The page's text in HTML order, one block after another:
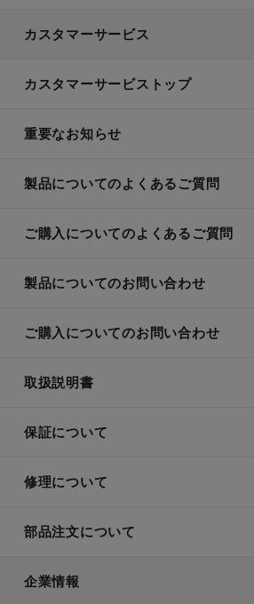
カスタマーサービス
カスタマーサービストップ
重要なお知らせ
製品についてのよくあるご質問
ご購入についてのよくあるご質問
製品についてのお問い合わせ
ご購入についてのお問い合わせ
取扱説明書
保証について
修理について
部品注文について
企業情報